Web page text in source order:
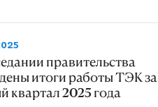
правительства
итоги работы ТЭК за
квартал 2025 года